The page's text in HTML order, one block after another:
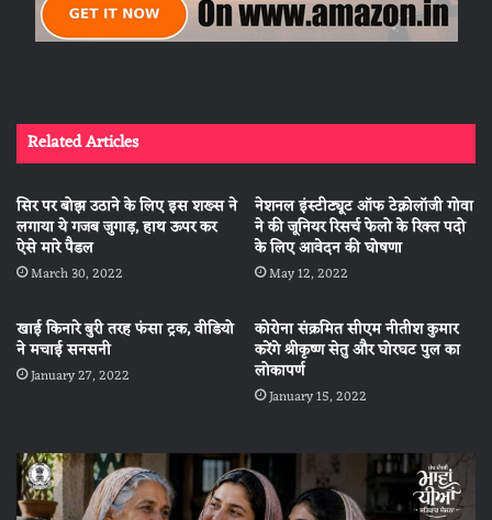
Related Articles
सिर पर बोझ उठाने के लिए इस शख्स ने
लगाया ये गजब जुगाड़, हाथ ऊपर कर
ऐसे मारे पैडल
March 30, 2022
नेशनल इंस्टीट्यूट ऑफ टेक्नोलॉजी गोवा
ने की जूनियर रिसर्च फेलो के रिक्त पदो
के लिए आवेदन की घोषणा
May 12, 2022
खाई किनारे बुरी तरह फंसा ट्रक, वीडियो
ने मचाई सनसनी
January 27, 2022
कोरोना संक्रमित सीएम नीतीश कुमार
करेंगे श्रीकृष्ण सेतु और घोरघट पुल का
लोकापर्ण
January 15, 2022